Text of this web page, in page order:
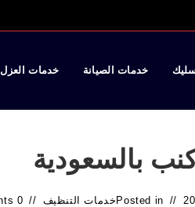
خدمات الصيانة خدمات العزل
بالسعودية
Posted in خدمات التنظيف
0 Comments